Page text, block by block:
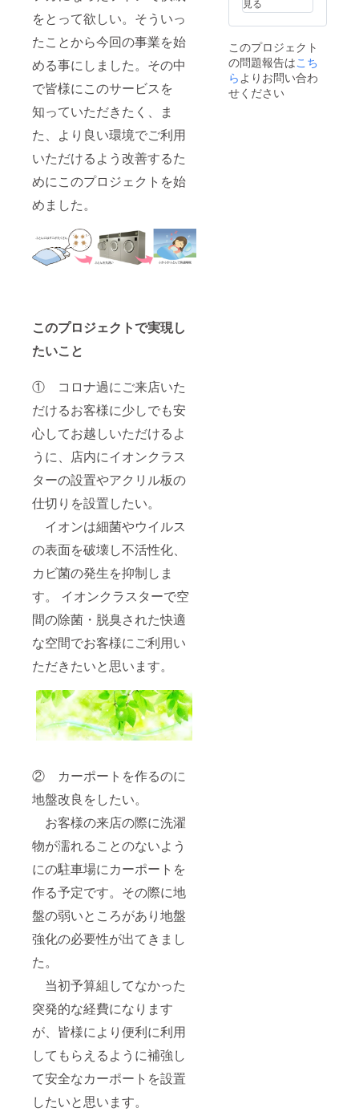
をとって欲しい。そういっ
たことから今回の事業を始
める事にしました。その中
で皆様にこのサービスを
知っていただきたく、ま
た、より良い環境でご利用
いただけるよう改善するた
めにこのプロジェクトを始
めました。
このプロジェクトで実現し
たいこと
① コロナ過にご来店いた
だけるお客様に少しでも安
心してお越しいただけるよ
うに、店内にイオンクラス
ターの設置やアクリル板の
仕切りを設置したい。
イオンは細菌やウイルス
の表面を破壊し不活性化、
カビ菌の発生を抑制しま
す。 イオンクラスターで空
間の除菌・脱臭された快適
な空間でお客様にご利用い
ただきたいと思います。
② カーポートを作るのに
地盤改良をしたい。
お客様の来店の際に洗濯
物が濡れることのないよう
にの駐車場にカーポートを
作る予定です。その際に地
盤の弱いところがあり地盤
強化の必要性が出てきまし
た。
当初予算組してなかった
突発的な経費になります
が、皆様により便利に利用
してもらえるように補強し
て安全なカーポートを設置
したいと思います。
このプロジェクト
の問題報告はこち
ら よりお問い合わ
せください